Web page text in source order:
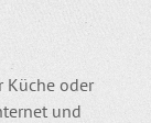
Küche oder
und